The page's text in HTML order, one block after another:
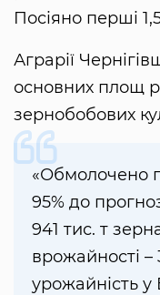
Посіяно перші
Аграрії
основних площ
зернобобових
«Обмолочено
95% до
941 тис. т
врожайності
урожайність